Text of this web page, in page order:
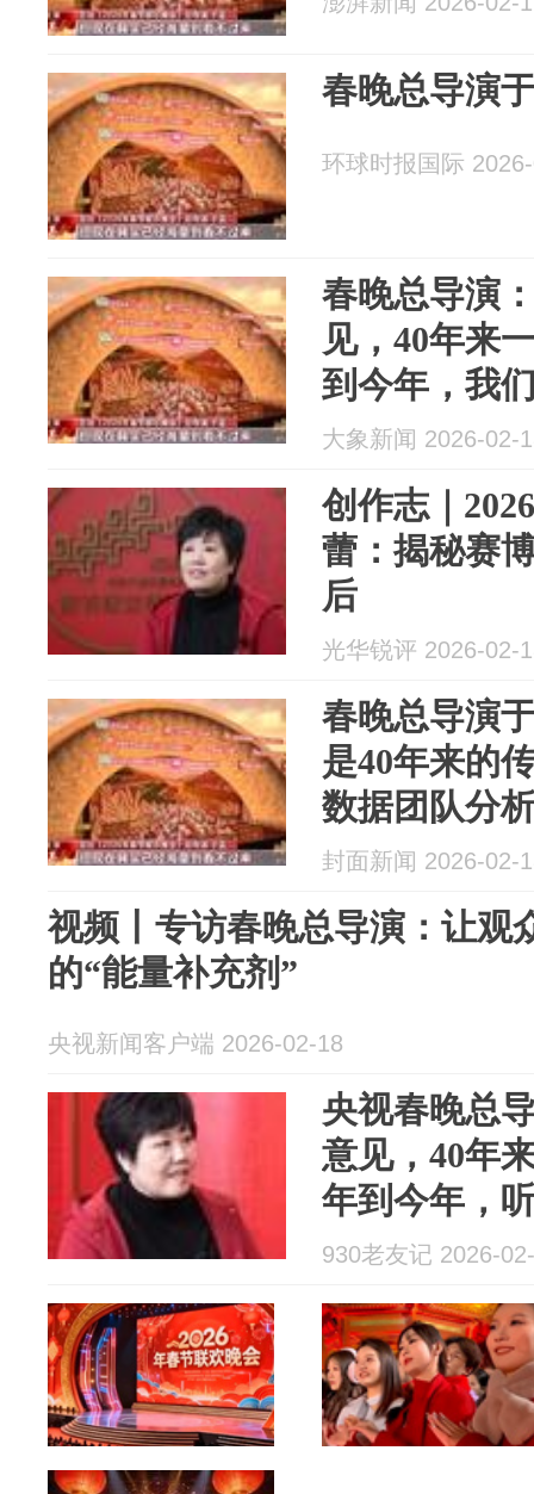
春晚总导演
环球时报国际
春晚总导演
见，40年来
到今年，我
式，也随时
大象新闻 2026-02-
创作志｜
蕾：揭秘赛
后
光华锐评 2026-02-
春晚总导演
是40年来的
数据团队分
封面新闻 2026-02-
视频丨专访春晚总导演：让观
的“能量补充剂”
央视新闻客户端 2026-02-18
央视春晚总
意见，40年
年到今年，
也在进步
930老友记 2026-